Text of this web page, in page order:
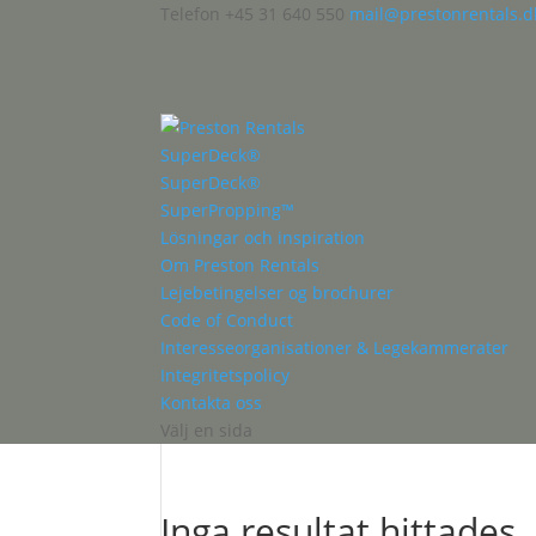
Telefon +45 31 640 550
SuperDeck®
SuperDeck®
SuperPropping™
Lösningar och inspiration
Om Preston Rentals
Lejebetingelser og brochurer
Code of Conduct
Interesseorganisationer & Legekammerater
Integritetspolicy
Kontakta oss
Välj en sida